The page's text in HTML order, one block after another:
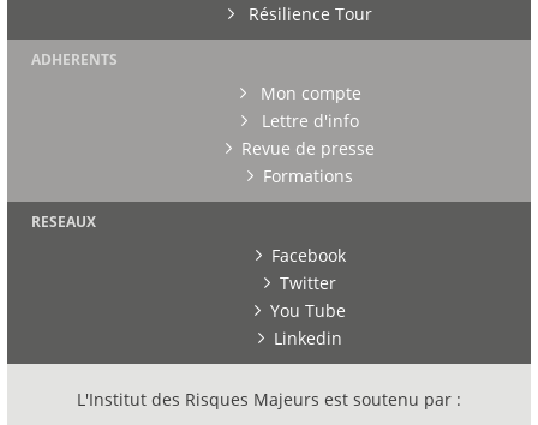
Résilience Tour
ADHERENTS
Mon compte
Lettre d'info
Revue de presse
Formations
RESEAUX
Facebook
Twitter
You Tube
Linkedin
L'Institut des Risques Majeurs est soutenu par :